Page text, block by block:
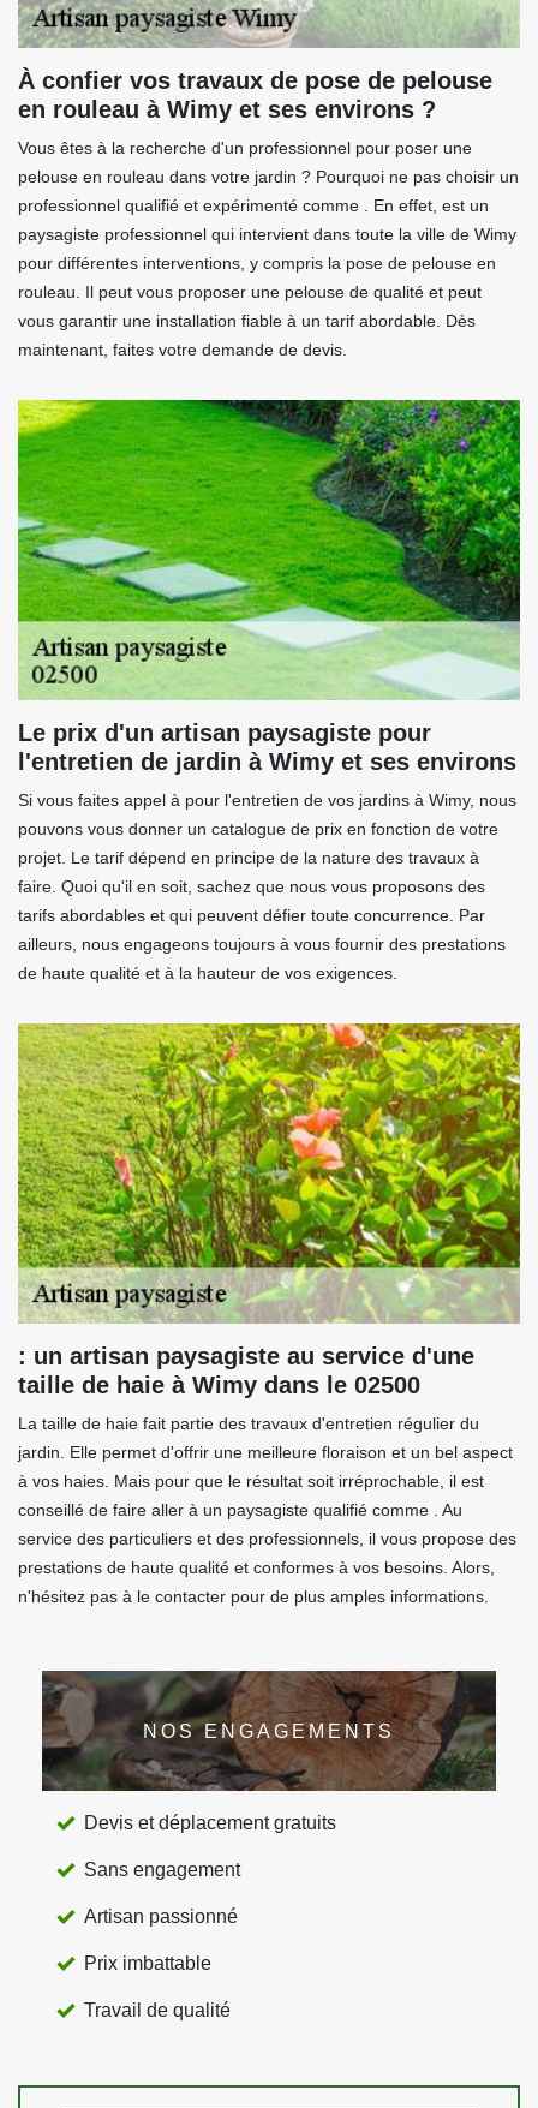
À confier vos travaux de pose de pelouse
en rouleau à Wimy et ses environs ?
Vous êtes à la recherche d'un professionnel pour poser une
pelouse en rouleau dans votre jardin ? Pourquoi ne pas choisir un
professionnel qualifié et expérimenté comme . En effet, est un
paysagiste professionnel qui intervient dans toute la ville de Wimy
pour différentes interventions, y compris la pose de pelouse en
rouleau. Il peut vous proposer une pelouse de qualité et peut
vous garantir une installation fiable à un tarif abordable. Dès
maintenant, faites votre demande de devis.
Le prix d'un artisan paysagiste pour
l'entretien de jardin à Wimy et ses environs
Si vous faites appel à pour l'entretien de vos jardins à Wimy, nous
pouvons vous donner un catalogue de prix en fonction de votre
projet. Le tarif dépend en principe de la nature des travaux à
faire. Quoi qu'il en soit, sachez que nous vous proposons des
tarifs abordables et qui peuvent défier toute concurrence. Par
ailleurs, nous engageons toujours à vous fournir des prestations
de haute qualité et à la hauteur de vos exigences.
: un artisan paysagiste au service d'une
taille de haie à Wimy dans le 02500
La taille de haie fait partie des travaux d'entretien régulier du
jardin. Elle permet d'offrir une meilleure floraison et un bel aspect
à vos haies. Mais pour que le résultat soit irréprochable, il est
conseillé de faire aller à un paysagiste qualifié comme . Au
service des particuliers et des professionnels, il vous propose des
prestations de haute qualité et conformes à vos besoins. Alors,
n'hésitez pas à le contacter pour de plus amples informations.
NOS ENGAGEMENTS
Devis et déplacement gratuits
Sans engagement
Artisan passionné
Prix imbattable
Travail de qualité